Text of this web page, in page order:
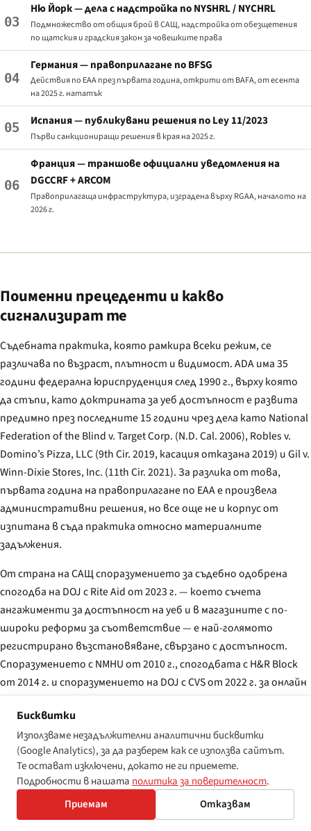
03
Ню Йорк — дела с надстройка по NYSHRL / NYCHRL
Подмножество от общия брой в САЩ, надстройка от обезщетения
по щатския и градския закон за човешките права
04
Германия — правоприлагане по BFSG
Действия по EAA през първата година, открити от BAFA, от есента
на 2025 г. нататък
05 Испания — публикувани решения поLey 11/2023
Първи санкциониращи решения в края на 2025 г.
06
Франция — траншове официални уведомления на
DGCCRF + ARCOM
Правоприлагаща инфраструктура, изградена върху RGAA, началото на
2026 г.
Поименни прецеденти и какво
сигнализират те
Съдебната практика, която рамкира всеки режим, се
различава по възраст, плътност и видимост. ADA има 35
години федерална юриспруденция след 1990 г., върху която
да стъпи, като доктрината за уеб достъпност е развита
предимно през последните 15 години чрез дела като National
Federation of the Blind v. Target Corp. (N.D. Cal.2006), Robles v.
Domino’s Pizza, LLC(9th Cir.2019, касация отказана 2019) иGil v.
Winn-Dixie Stores, Inc. (11th Cir.2021). За разлика от това,
първата година на правоприлагане по EAA е произвела
административни решения, но все още не и корпус от
изпитана в съда практика относно материалните
задължения.
От страна на САЩ споразумението за съдебно одобрена
спогодба на DOJ сRite Aidот 2023 г. — което съчета
ангажименти за достъпност на уеб и в магазините с по-
широки реформи за съответствие — е най-голямото
регистрирано възстановяване, свързано с достъпност.
Споразумението сNMHUот 2010 г., спогодбата сH&R Block
от 2014 г. и споразумението на DOJ сCVSот 2022 г. за онлайн
записване на часове са другите ориентири от федерална
страна.Robles v. Domino’s
апелативен авторитет за тезата, че дял III на ADA обхваща
търговски уебсайтове с достатъчна връзка с физическо
обществено място, а отказът на Върховния съд от 2019 г.
да допусне касация е оставил тази доктрина уредена на
ниво на Деветия апелативен окръг.
Бисквитки
Използваме незадължителни аналитични бисквитки
(Google Analytics), за да разберем как се използва сайтът.
Те остават изключени, докато не ги приемете.
Подробности в нашата политика за поверителност.
Приемам
Отказвам